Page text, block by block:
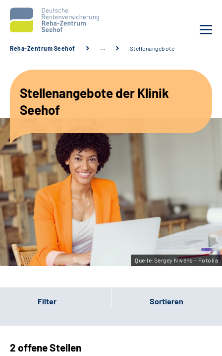
Unsere Angebote
Karriere
Sozialdienste & Zuweisende
Suche
Leichte Sprache
Gebärdensprache
Reha-Zentrum Seehof … Stellenangebote
Stellenangebote der Klinik
Seehof
Quelle:Sergey Nivens - Fotolia
Filter Sortieren
2 offene Stellen